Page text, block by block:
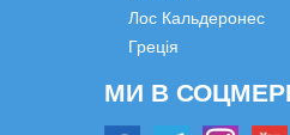
Лос Кальдеронес
Греція
МИ В